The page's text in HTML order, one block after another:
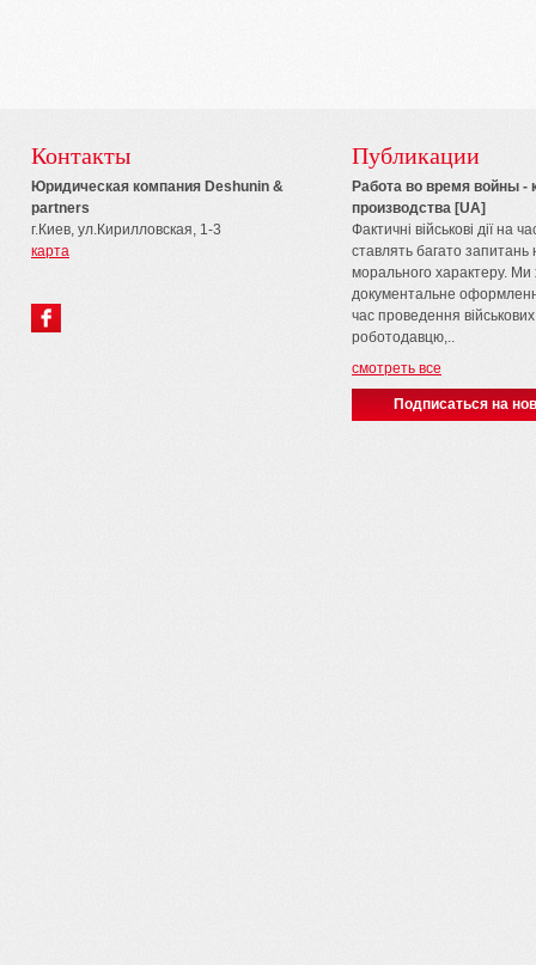
Контакты
Юридическая компания Deshunin &
partners
г.Киев, ул.Кирилловская, 1-3
карта
Публикации
Работа во время войны -
производства [UA]
Фактичні військові дії на
ставлять багато запитань
морального характеру. Ми
документальне
час проведення
роботодавцю,..
смотреть все
Подписаться на